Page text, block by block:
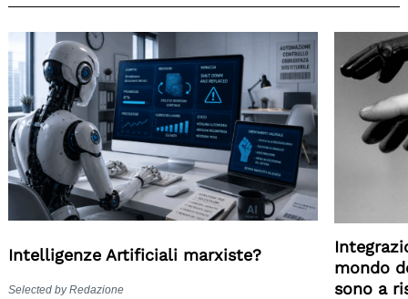
Intelligenze Artificiali marxiste?
Selected by Redazione
mondo
sono a